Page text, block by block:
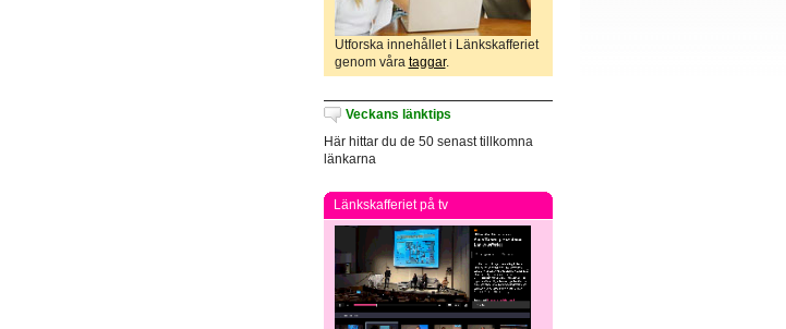
Utforska innehållet i Länkskafferiet
genom våra taggar.
Veckans länktips
Här hittar du de 50 senast tillkomna
länkarna
Länkskafferiet på tv